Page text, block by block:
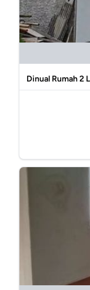
Dinual Rumah 2